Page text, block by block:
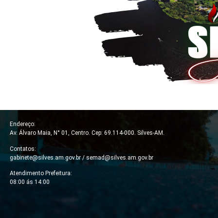
Endereço:
Av. Álvaro Maia, N° 01, Centro. Cep: 69.114-000. Silves-AM.
Contatos:
gabinete@silves.am.gov.br /semad@silves.am.gov.br
Atendimento Prefeitura:
08:00 ás 14:00